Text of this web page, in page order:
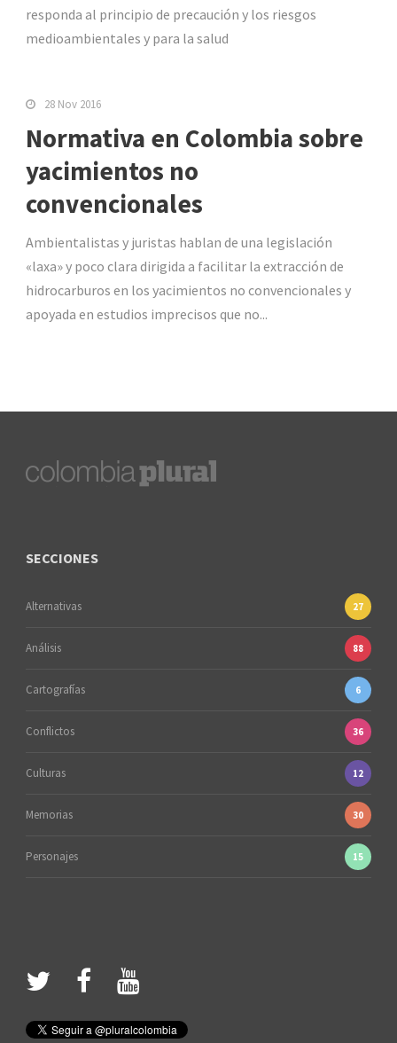
responda al principio de precaución y los riesgos
medioambientales y para la salud
28 Nov 2016
Normativa en Colombia sobre
yacimientos no
convencionales
Ambientalistas y juristas hablan de una legislación
«laxa» y poco clara dirigida a facilitar la extracción de
hidrocarburos en los yacimientos no convencionales y
apoyada en estudios imprecisos que no...
SECCIONES
Alternativas 27
Análisis 88
Cartografías 6
Conflictos 36
Culturas 12
Memorias 30
Personajes 15